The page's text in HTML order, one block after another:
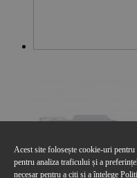
Acest site folosește cookie-uri
pentru analiza traficului și a
necesar pentru a citi și a înțelege